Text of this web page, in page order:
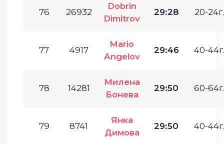
76 26932
Dobrin
Dimitrov
29:28 20-24г.
77 4917
Mario
Angelov
29:46 40-44г.
78 14281
Милена
Бонева
29:50 60-64г.
79 8741
Янка
Димова
29:50 40-44г.